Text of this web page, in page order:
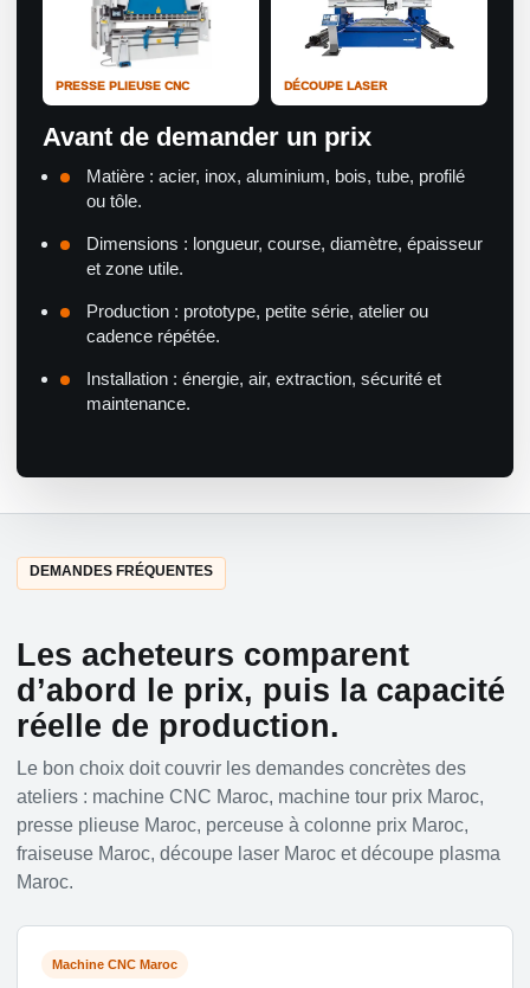
PRESSE PLIEUSE CNC DÉCOUPE LASER
Avant de demander un prix
Matière : acier, inox, aluminium, bois, tube, profilé
ou tôle.
Dimensions : longueur, course, diamètre, épaisseur
et zone utile.
Production : prototype, petite série, atelier ou
cadence répétée.
Installation : énergie, air, extraction, sécurité et
maintenance.
DEMANDES FRÉQUENTES
Les acheteurs comparent
d’abord le prix, puis la capacité
réelle de production.
Le bon choix doit couvrir les demandes concrètes des
ateliers : machine CNC Maroc, machine tour prix Maroc,
presse plieuse Maroc, perceuse à colonne prix Maroc,
fraiseuse Maroc, découpe laser Maroc et découpe plasma
Maroc.
Machine CNC Maroc